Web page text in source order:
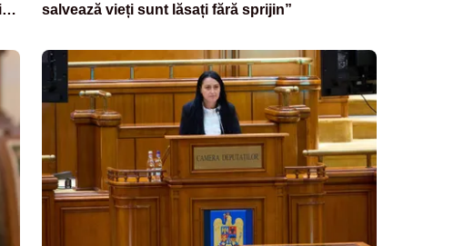
salvează vieți sunt lăsați fără sprijin”